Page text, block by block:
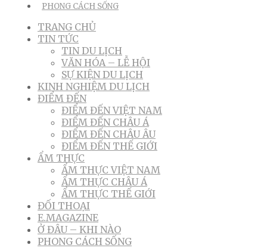
PHONG CÁCH SỐNG
TRANG CHỦ
TIN TỨC
TIN DU LỊCH
VĂN HÓA – LỄ HỘI
SỰ KIỆN DU LỊCH
KINH NGHIỆM DU LỊCH
ĐIỂM ĐẾN
ĐIỂM ĐẾN VIỆT NAM
ĐIỂM ĐẾN CHÂU Á
ĐIỂM ĐẾN CHÂU ÂU
ĐIỂM ĐẾN THẾ GIỚI
ẨM THỰC
ẨM THỰC VIỆT NAM
ẨM THỰC CHÂU Á
ẨM THỰC THẾ GIỚI
ĐỐI THOẠI
E.MAGAZINE
Ở ĐÂU – KHI NÀO
PHONG CÁCH SỐNG